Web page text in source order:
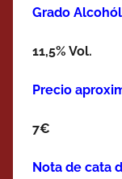
Grado
11,5% Vol.
Precio
7€
Nota de cata